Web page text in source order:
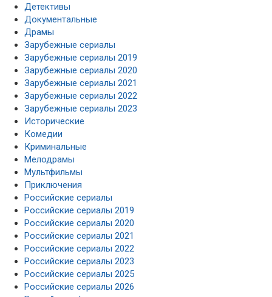
Детективы
Документальные
Драмы
Зарубежные сериалы
Зарубежные сериалы 2019
Зарубежные сериалы 2020
Зарубежные сериалы 2021
Зарубежные сериалы 2022
Зарубежные сериалы 2023
Исторические
Комедии
Криминальные
Мелодрамы
Мультфильмы
Приключения
Российские сериалы
Российские сериалы 2019
Российские сериалы 2020
Российские сериалы 2021
Российские сериалы 2022
Российские сериалы 2023
Российские сериалы 2025
Российские сериалы 2026